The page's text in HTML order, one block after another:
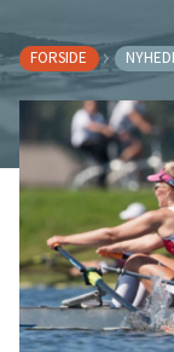
FORSIDE